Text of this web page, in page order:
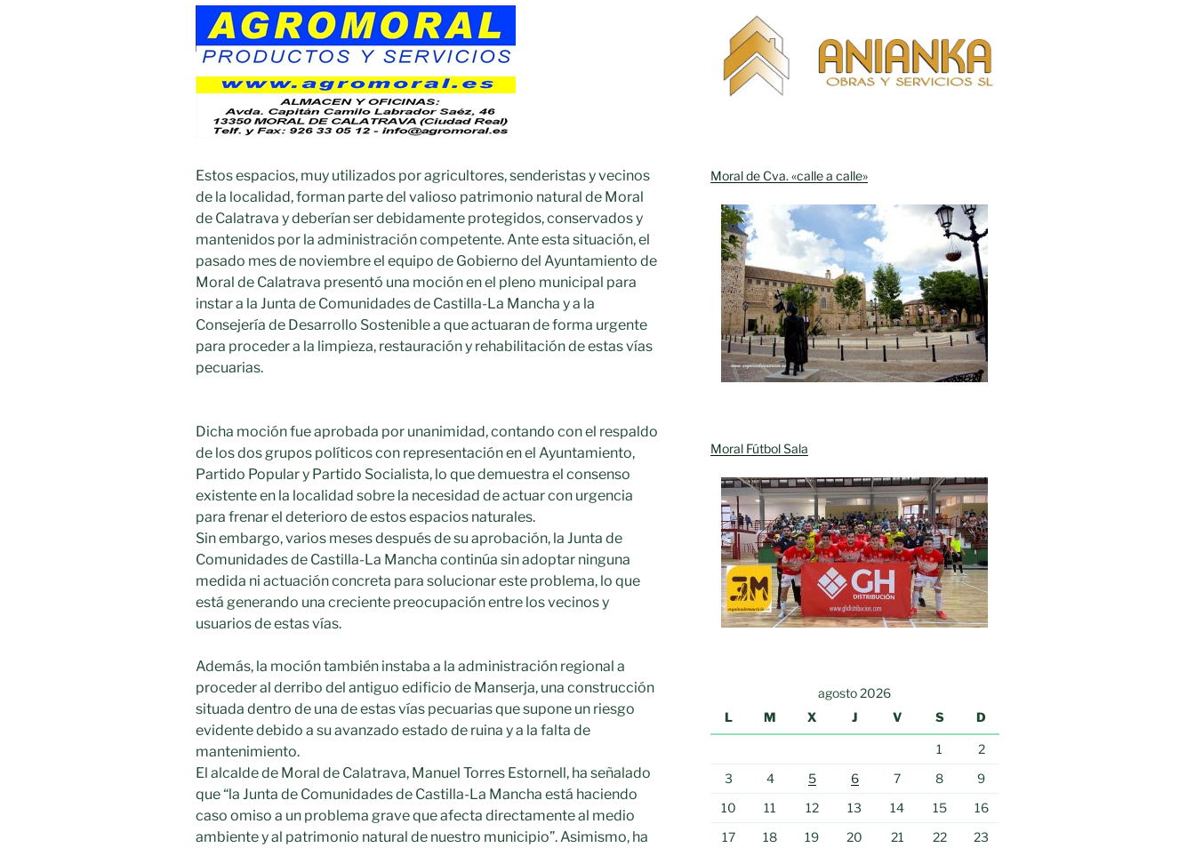
Estos espacios, muy utilizados por agricultores, senderistas y vecinos
de la localidad, forman parte del valioso patrimonio natural de Moral
de Calatrava y deberían ser debidamente protegidos, conservados y
mantenidos por la administración competente. Ante esta situación, el
pasado mes de noviembre el equipo de Gobierno del Ayuntamiento de
Moral de Calatrava presentó una moción en el pleno municipal para
instar a la Junta de Comunidades de Castilla-La Mancha y a la
Consejería de Desarrollo Sostenible a que actuaran de forma urgente
para proceder a la limpieza, restauración y rehabilitación de estas vías
pecuarias.
Dicha moción fue aprobada por unanimidad, contando con el respaldo
de los dos grupos políticos con representación en el Ayuntamiento,
Partido Popular y Partido Socialista, lo que demuestra el consenso
existente en la localidad sobre la necesidad de actuar con urgencia
para frenar el deterioro de estos espacios naturales.
Sin embargo, varios meses después de su aprobación, la Junta de
Comunidades de Castilla-La Mancha continúa sin adoptar ninguna
medida ni actuación concreta para solucionar este problema, lo que
está generando una creciente preocupación entre los vecinos y
usuarios de estas vías.
Además, la moción también instaba a la administración regional a
proceder al derribo del antiguo edificio de Manserja, una construcción
situada dentro de una de estas vías pecuarias que supone un riesgo
evidente debido a su avanzado estado de ruina y a la falta de
mantenimiento.
El alcalde de Moral de Calatrava, Manuel Torres Estornell, ha señalado
que “la Junta de Comunidades de Castilla-La Mancha está haciendo
caso omiso a un problema grave que afecta directamente al medio
ambiente y al patrimonio natural de nuestro municipio”. Asimismo, ha
Moral de Cva. «calle a calle»
Moral Fútbol Sala
agosto 2026
L
M X J V S D
1
2
3
4 5 6 7 8
9
10
11 12 13 14 15
16
17
18 19 20 21 22
23